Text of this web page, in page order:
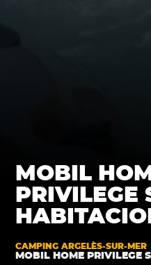
MOBIL
PRIVILEGE
CAMPING ARGELÈS-SUR-MER
MOBIL HOME PRIVILEGE